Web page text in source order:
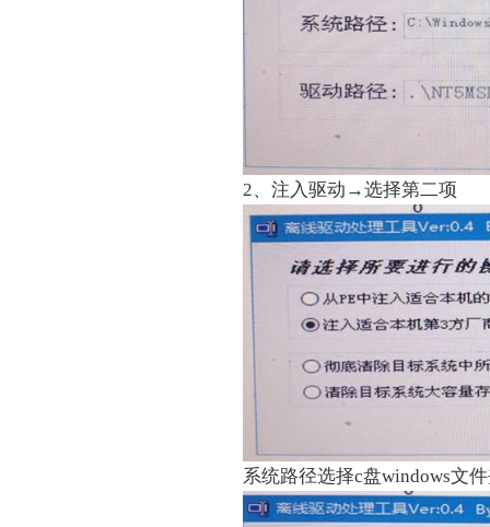
2、注入驱动→选择第二项
系统路径选择c盘windows文